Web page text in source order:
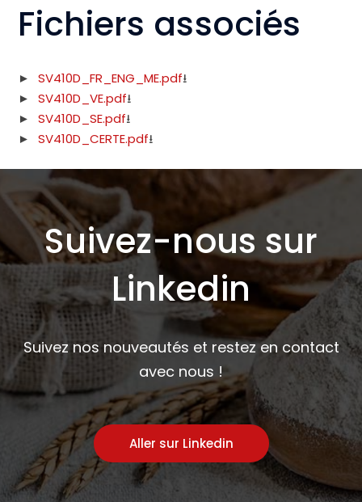
Fichiers associés
SV410D_FR_ENG_ME.pdf
SV410D_VE.pdf
SV410D_SE.pdf
SV410D_CERTE.pdf
Suivez-nous sur
Linkedin
Suivez nos nouveautés et restez en contact
avec nous !
Aller sur Linkedin